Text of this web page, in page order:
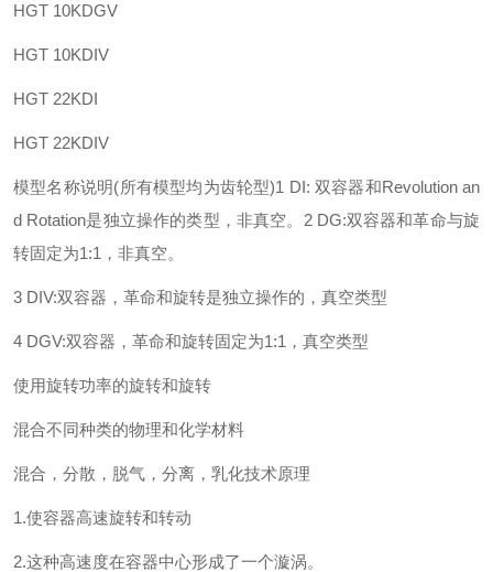
HGT 10KDGV
HGT 10KDIV
HGT 22KDI
HGT 22KDIV
模型名称说明(所有模型均为齿轮型)1 DI: 双容器和Revolution an
d Rotation是独立操作的类型，非真空。 2 DG:双容器和革命与旋
转固定为1:1，非真空。
3 DIV:双容器，革命和旋转是独立操作的，真空类型
4 DGV:双容器，革命和旋转固定为1:1，真空类型
使用旋转功率的旋转和旋转
混合不同种类的物理和化学材料
混合，分散，脱气，分离，乳化技术原理
1.使容器高速旋转和转动
2.这种高速度在容器中心形成了一个漩涡。